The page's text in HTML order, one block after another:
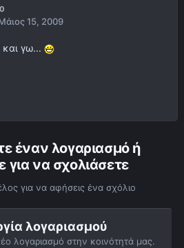
15, 2009
γω...
έναν λογαριασμό ή
για να σχολιάσετε
για να αφήσεις ένα σχόλιο
λογαριασμού
λογαριασμό στην κοινότητά μας.